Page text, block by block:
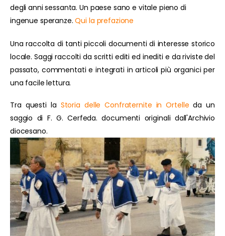
degli anni sessanta. Un paese sano e vitale pieno di
ingenue speranze.Qui la prefazione
Una raccolta di tanti piccoli documenti di interesse storico
locale. Saggi raccolti da scritti editi ed inediti e da riviste del
passato, commentati e integrati in articoli più organici per
una facile lettura.
Tra questi la Storia delle Confraternite in Ortelle da un
saggio di F. G. Cerfeda. documenti originali dall'Archivio
diocesano.